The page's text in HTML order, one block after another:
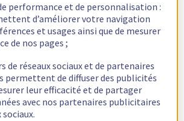
performance et de personnalisation :
d’améliorer votre navigation
et usages ainsi que de mesurer
de nos pages ;
de réseaux sociaux et de partenaires
permettent de diffuser des publicités
leur efficacité et de partager
avec nos partenaires publicitaires